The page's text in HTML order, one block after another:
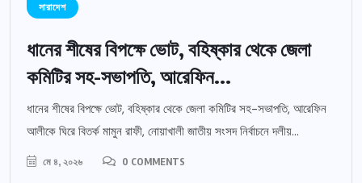
সারাদেশ
ধানের শীষের বিপক্ষে ভোট, বহিষ্কার থেকে জেলা
কমিটির সহ-সভাপতি, আরেফিন...
ধানের শীষের বিপক্ষে ভোট, বহিষ্কার থেকে জেলা কমিটির সহ-সভাপতি, আরেফিন
আলীকে ঘিরে বিতর্ক মামুন রাফী, নোয়াখালী জাতীয় সংসদ নির্বাচনে দলীয়...
মে ৪, ২০২৬ 0 COMMENTS